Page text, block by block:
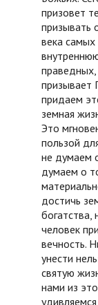
призовет
призывать
века
призывает
придаем
земная
Это
пользой
не думаем
думаем о
достичь
богатства,
человек
вечность.
унести
святую
нами из